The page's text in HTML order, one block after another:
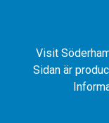
Visit
Sidan är